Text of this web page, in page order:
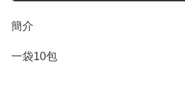
簡介
一袋10包